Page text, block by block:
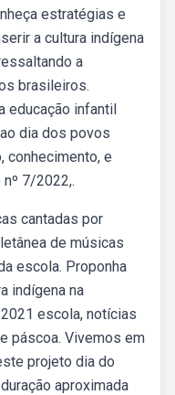
estratégias e
a cultura indígena
a
brasileiros.
educação infantil
dia dos povos
conhecimento, e
7/2022,.
cantadas por
de músicas
escola. Proponha
indígena na
escola, notícias
páscoa. Vivemos em
projeto dia do
aproximada